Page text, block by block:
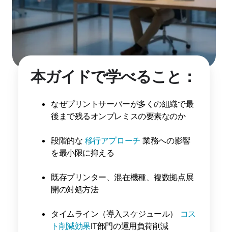
本ガイドで学べること：
なぜプリントサーバーが多くの組織で最
後まで残るオンプレミスの要素なのか
段階的な 移行アプローチ 業務への影響
を最小限に抑える
既存プリンター、混在機種、複数拠点展
開の対処方法
タイムライン（導入スケジュール）
コス
ト削減効果IT部門の運用負荷削減